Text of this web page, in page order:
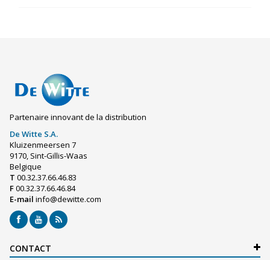
Partenaire innovant de la distribution
De Witte S.A.
Kluizenmeersen 7
9170, Sint-Gillis-Waas
Belgique
T 00.32.37.66.46.83
F00.32.37.66.46.84
E-mail info@dewitte.com
CONTACT